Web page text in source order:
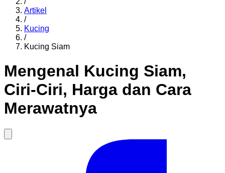
Artikel
/
Kucing
/
Kucing Siam
Mengenal Kucing Siam,
Ciri-Ciri, Harga dan Cara
Merawatnya